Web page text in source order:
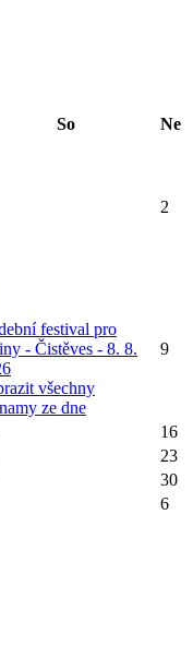
So Ne
2
festival pro
- Čistěves - 8. 8.
všechny
ze dne
9
16
23
30
6